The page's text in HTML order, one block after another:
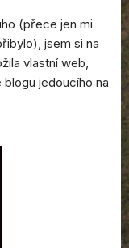
(přece jen mi
jsem si na
vlastní web,
jedoucího na